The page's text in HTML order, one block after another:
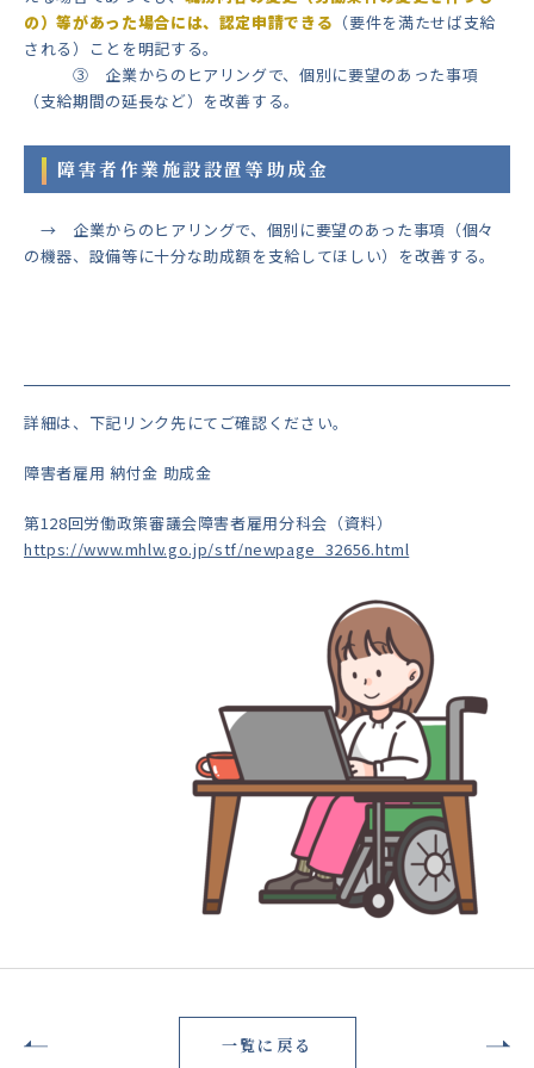
の）等があった場合には、認定申請できる （要件を満たせば支給
される）ことを明記する。
③ 企業からのヒアリングで、個別に要望のあった事項
（支給期間の延長など）を改善する。
障害者作業施設設置等助成金
→ 企業からのヒアリングで、個別に要望のあった事項（個々
の機器、設備等に十分な助成額を支給してほしい）を改善する。
詳細は、下記リンク先にてご確認ください。
障害者雇用 納付金 助成金
第128回労働政策審議会障害者雇用分科会（資料）
https://www.mhlw.go.jp/stf/newpage_32656.html
一覧に戻る